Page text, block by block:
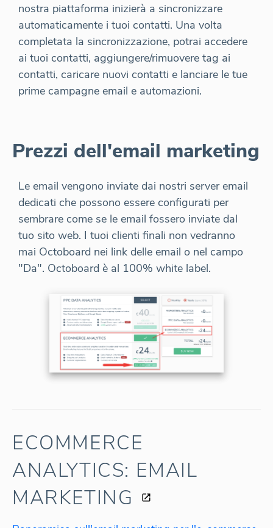
nostra piattaforma inizierà a sincronizzare
automaticamente i tuoi contatti. Una volta
completata la sincronizzazione, potrai accedere
ai tuoi contatti, aggiungere/rimuovere tag ai
contatti, caricare nuovi contatti e lanciare le tue
prime campagne email e automazioni.
Prezzi dell'email marketing
Le email vengono inviate dai nostri server email
dedicati che possono essere configurati per
sembrare come se le email fossero inviate dal
tuo sito web. I tuoi clienti finali non vedranno
mai Octoboard nei link delle email o nel campo
"Da". Octoboard è al 100% white label.
ECOMMERCE
ANALYTICS: EMAIL
MARKETING